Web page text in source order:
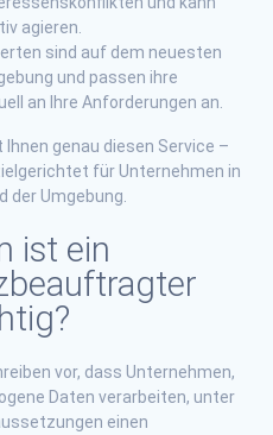
agieren.
sind auf dem neuesten
und passen ihre
an Ihre Anforderungen an.
Ihnen genau diesen Service –
für Unternehmen in
der Umgebung.
ist ein
vor, dass Unternehmen,
Daten verarbeiten, unter
einen